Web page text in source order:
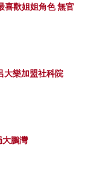
喜歡姐姐角色 無官
大樂加盟社科院
大鵬灣